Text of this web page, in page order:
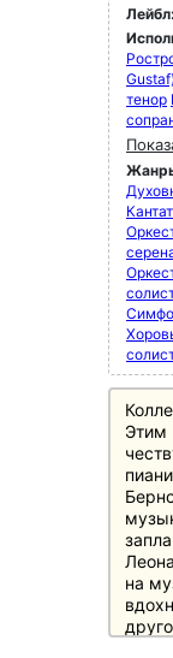
Лейбл:
тенор
Этим
на